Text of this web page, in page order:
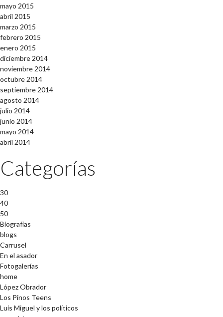
mayo 2015
abril 2015
marzo 2015
febrero 2015
enero 2015
diciembre 2014
noviembre 2014
octubre 2014
septiembre 2014
agosto 2014
julio 2014
junio 2014
mayo 2014
abril 2014
Categorías
30
40
50
Biografías
blogs
Carrusel
En el asador
Fotogalerías
home
López Obrador
Los Pinos Teens
Luis Miguel y los políticos